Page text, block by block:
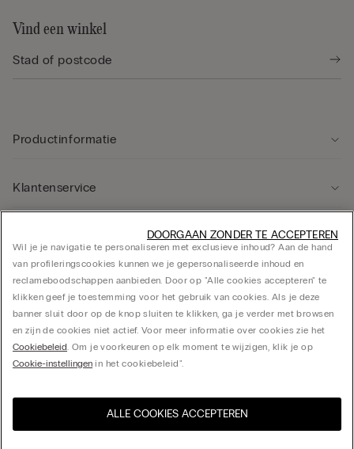
Selecteer maat
€ 16.63
Vind een winkel
Productinformatie
Klantenservice
Bedrijf
© Calzedonia Finanziaria S.A. Dutch Branch Kalverstraat 64, 1012PG Amsterdam -
United States
Wil je je navigatie te personaliseren met exclusieve inhoud? Aan de hand
van profileringscookies kunnen we je gepersonaliseerde inhoud en
reclameboodschappen aanbieden. Door op "Alle cookies accepteren" te
klikken geef je toestemming voor het gebruik van cookies. Als je deze
banner sluit door op de knop sluiten te klikken, ga je verder met browsen
en zijn de cookies niet actief. Voor meer informatie over cookies zie het
Cookiebeleid. Om je voorkeuren op elk moment te wijzigen, klik je op
Cookie-instellingen in het cookiebeleid".
ALLE COOKIES ACCEPTEREN
DOORGAAN ZONDER TE ACCEPTEREN